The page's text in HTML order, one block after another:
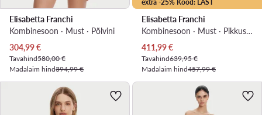
Elisabetta Franchi
Kombinesoon · Must · Põlvini
Praegune hind
304,99€
Tavahind580,00 €
Madalaim hind394,99 €
extra -25% Kood: LAST
Elisabetta Franchi
Kombinesoon · Must · Pikkus 7/8
Praegune hind
411,99€
Tavahind639,95 €
Madalaim hind457,99 €